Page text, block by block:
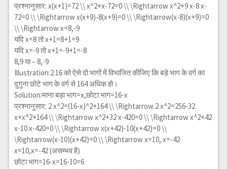
प्रश्नानुसार: x(x+1)=72 \\ x^2+x-72=0 \\ \Rightarrow x^2+9 x-8 x-
72=0 \\ \Rightarrow x(x+9)-8(x+9)=0 \\ \Rightarrow(x-8)(x+9)=0
\\ \Rightarrow x=8,-9
यदि x=8 तो x+1=8+1=9
यदि x=-9 तो x+1=-9+1=-8
8,9 या – 8,-9
Illustration:2.16 को ऐसे दो भागों में विभाजित कीजिए कि बड़े भाग के वर्ग का
दुगुना छोटे भाग के वर्ग से 164 अधिक हो।
Solution:माना बड़ा भाग=x,छोटा भाग=16-x
प्रश्नानुसार: 2 x^2=(16-x)^2+164 \\ \Rightarrow 2 x^2=256-32
x+x^2+164 \\ \Rightarrow x^2+32 x-420=0 \\ \Rightarrow x^2+42
x-10 x-420=0 \\ \Rightarrow x(x+42)-10(x+42)=0 \\
\Rightarrow(x-10)(x+42)=0 \\ \Rightarrow x=10, x=-42
x=10,x=-42 (असम्भव है)
छोटा भाग=16-x=16-10=6